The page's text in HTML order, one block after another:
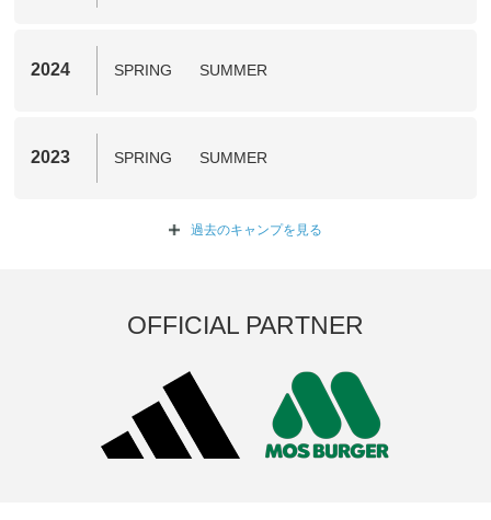
2024 SPRING SUMMER
2023 SPRING SUMMER
過去のキャンプを 見る
OFFICIAL PARTNER